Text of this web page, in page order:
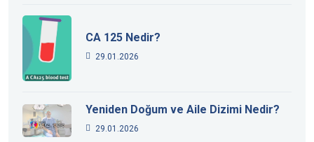
CA 125 Nedir?
29.01.2026
Yeniden Doğum ve Aile Dizimi Nedir?
29.01.2026